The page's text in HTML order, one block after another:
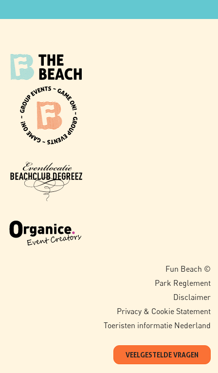
Fun Beach ©
Park Reglement
Disclaimer
Privacy & Cookie Statement
Toeristen informatie Nederland
VEELGESTELDE VRAGEN